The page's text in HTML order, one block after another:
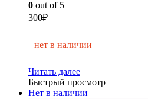
0 out of 5
300₽
нет в наличии
Читать далее
Быстрый просмотр
Нет в наличии